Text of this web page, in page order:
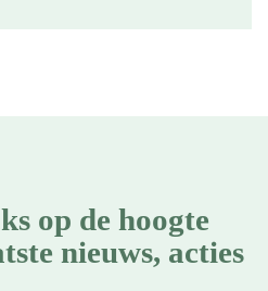
op de hoogte
nieuws, acties